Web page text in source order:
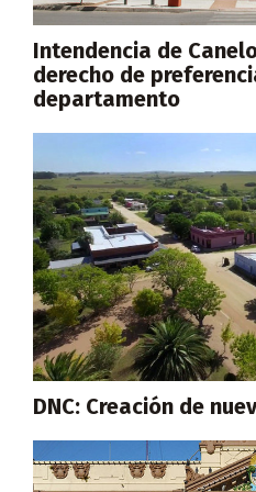
Intendencia de
derecho de
departamento
DNC: Creación de